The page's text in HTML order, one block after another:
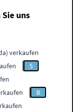
uns
verkaufen
5
B